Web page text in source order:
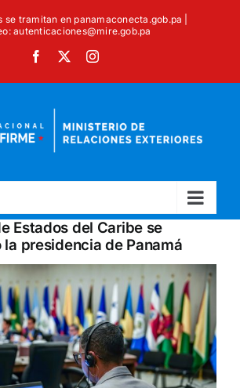
se tramitan en panamaconecta.gob.pa |
autenticaciones@mire.gob.pa
Facebook Instagram
Estados del Caribe se
la presidencia de Panamá